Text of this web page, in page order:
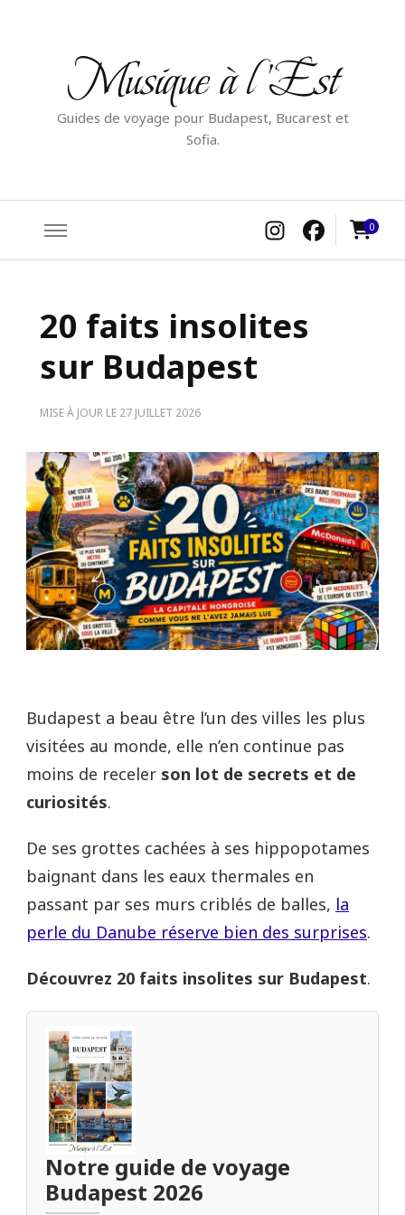
Musique à l'Est
Guides de voyage pour Budapest, Bucarest et
Sofia.
0
20 faits insolites
sur Budapest
MISE À JOUR LE 27 JUILLET 2026
Budapest a beau être l’un des villes les plus
visitées au monde, elle n’en continue pas
moins de receler son lot de secrets et de
curiosités.
De ses grottes cachées à ses hippopotames
baignant dans les eaux thermales en
passant par ses murs criblés de balles, la
perle du Danube réserve bien des surprises.
Découvrez 20 faits insolites sur Budapest.
Notre guide de voyage
Budapest 2026